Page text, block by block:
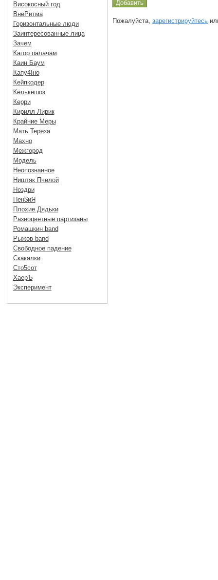
Пожалуйста, зарегистрируйтесь
Високосный год
ВнеРитма
Горизонтальные люди
Заинтересованные лица
Зачем
Кагор палачам
Каин Баум
Капу4!но
Кейпкодер
Кёлькёшоз
Керри
Кирилл Лирик
Крайние Меры
Мать Тереза
Махно
Межгород
Модель
Неопознанное
Ништяк Пчелой
Ноздри
Пен$иЯ
Плохие Дядьки
Разноцветные партизаны
Ромашкин band
Рыжов band
Свободное падение
Скакалки
Сто5сот
ХаерЪ
Эксперимент